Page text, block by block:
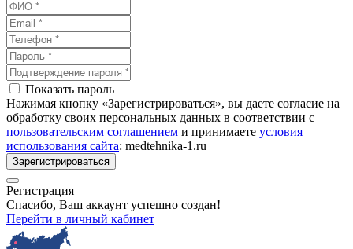
Показать пароль
Нажимая кнопку «Зарегистрироваться», вы даете согласие на
обработку своих персональных данных в соответствии с
пользовательским соглашением и принимаете условия
использования сайта: medtehnika-1.ru
Зарегистрироваться
Регистрация
Спасибо, Ваш аккаунт успешно создан!
Перейти в личный кабинет